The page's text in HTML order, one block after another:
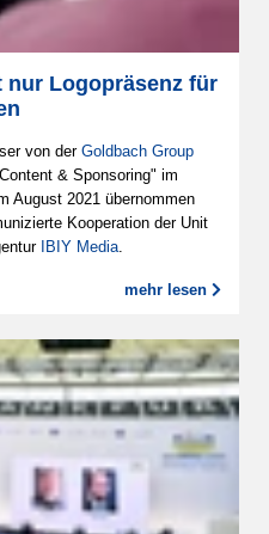
Logopräsenz für
von der Goldbach Group
& Sponsoring" im
August 2021 übernommen
Kooperation der Unit
IBIY Media
mehr lesen